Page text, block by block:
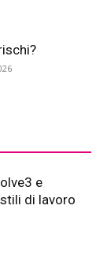
e
di lavoro